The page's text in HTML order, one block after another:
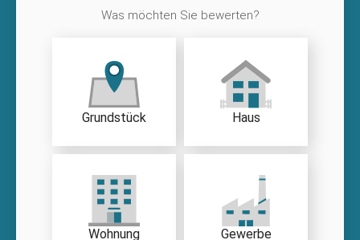
Was möchten Sie bewerten?
Grundstück Haus
Wohnung Gewerbe